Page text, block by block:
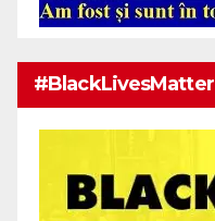
#BlackLivesMatter